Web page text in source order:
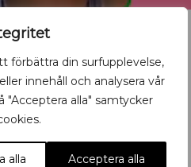
förbättra din surfupplevelse,
innehåll och analysera vår
"Acceptera alla" samtycker
alla Acceptera alla
med ditt
event här